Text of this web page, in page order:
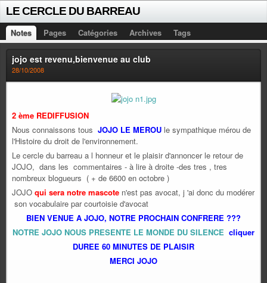
LE CERCLE DU BARREAU
Notes Pages Catégories Archives Tags
jojo est revenu,bienvenue au club
28/10/2008
2 ème REDIFFUSION
Nous connaissons tous JOJO LE MEROU le sympathique mérou de
l'Histoire du droit de l'environnement.
Le cercle du barreau a l honneur et le plaisir d'annoncer le retour de
JOJO, dans les commentaires - à lire à droite -des tres , tres
nombreux blogueurs ( + de 6600 en octobre )
JOJO qui sera notre mascote n'est pas avocat, j 'ai donc du modérer
son vocabulaire par courtoisie d'avocat
BIEN VENUE A JOJO, NOTRE PROCHAIN CONFRERE ???
NOTRE JOJO NOUS PRESENTE LE MONDE DU SILENCE cliquer
DUREE 60 MINUTES DE PLAISIR
MERCI JOJO